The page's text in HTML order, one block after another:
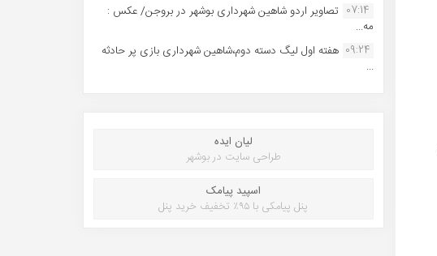
07:14 تصاویر اردو شاهین شهرداری بوشهر در بروجن/ عکس :
مه...
09:24 هفته اول لیگ دسته دوم،شاهین شهرداری بازی پر حادثه
...
لیان ایده
طراحی سایت در بوشهر
اسپید پیامک
پنل پیامکی با ۹۵٪ تخفیف خرید پنل